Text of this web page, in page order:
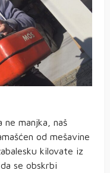
ne manjka, naš
od mešavine
kilovate iz
se obskrbi